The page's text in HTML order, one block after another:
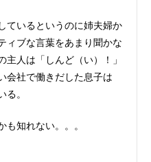
ているというのに姉夫婦か
ィブな言葉をあまり聞かな
人は「しんど（い）！」
会社で働きだした息子は
。
知れない。。。